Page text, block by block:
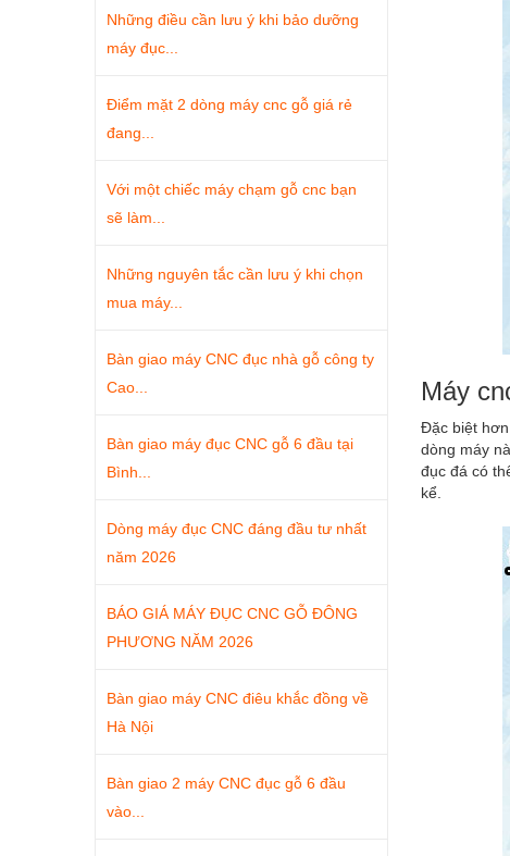
Những điều cần lưu ý khi bảo dưỡng
máy đục...
Điểm mặt 2 dòng máy cnc gỗ giá rẻ
đang...
Với một chiếc máy chạm gỗ cnc bạn
sẽ làm...
Những nguyên tắc cần lưu ý khi chọn
mua máy...
Bàn giao máy CNC đục nhà gỗ công ty
Cao...
Bàn giao máy đục CNC gỗ 6 đầu tại
Bình...
Dòng máy đục CNC đáng đầu tư nhất
năm 2026
BÁO GIÁ MÁY ĐỤC CNC GỖ ĐÔNG
PHƯƠNG NĂM 2026
Bàn giao máy CNC điêu khắc đồng về
Hà Nội
Bàn giao 2 máy CNC đục gỗ 6 đầu
vào...
Máy
Đặc biệt
dòng máy
đục đá có
kể.